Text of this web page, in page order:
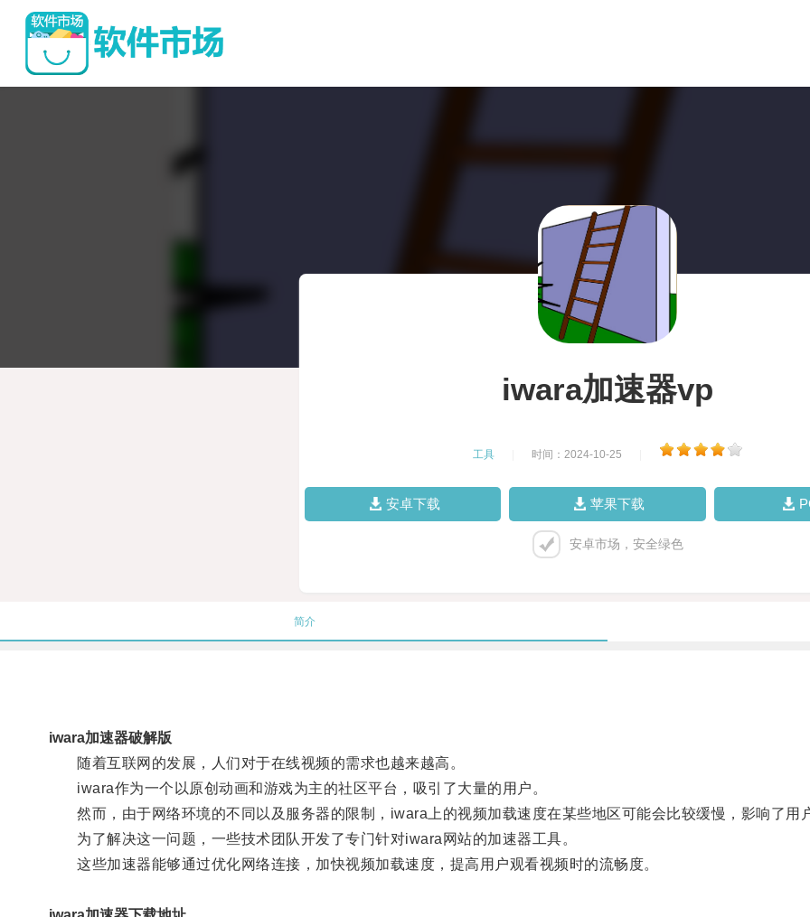
iwara加速器vp
工具 时间：2024-10-25
安卓下载 苹果下载
安卓市场，安全绿色
简介
iwara加速器破解版
随着互联网的发展，人们对于在线视频的需求也越来越高。
iwara作为一个以原创动画和游戏为主的社区平台，吸引了大量的用户。
然而，由于网络环境的不同以及服务器的限制，iwara上的视频加载速度在某些地区可能会比较缓慢，影响了用
为了解决这一问题，一些技术团队开发了专门针对iwara网站的加速器工具。
这些加速器能够通过优化网络连接，加快视频加载速度，提高用户观看视频时的流畅度。